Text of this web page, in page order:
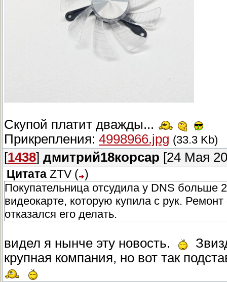
Скупой платит дважды...
Прикрепления: 4998966.jpg (33.3 Kb)
[1438] дмитрий18корсар [24 Мая
Цитата ZTV ( )
Покупательница отсудила у DNS больше
видеокарте, которую купила с рук.
отказался его делать.
видел я нынче эту новость.
крупная компания, но вот так